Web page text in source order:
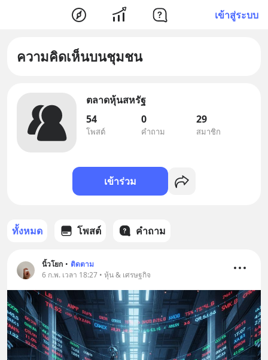
เข้าสู่ระบบ
ความคิดเห็นบนชุมชน
ตลาดหุ้นสหรัฐ
54
โพสต์
0
คำถาม
29
สมาชิก
เข้าร่วม
ทั้งหมด โพสต์ คำถาม
นิ้วโยก • ติดตาม
6 ก.พ. เวลา 18:27 • หุ้น & เศรษฐกิจ